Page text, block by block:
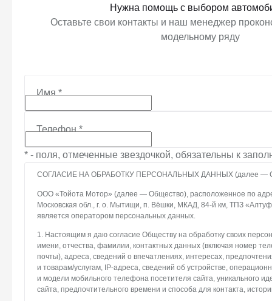
Нужна помощь с выбором
Оставьте свои контакты и наш менеджер
модельному ряду
Имя*
Телефон*
* - поля, отмеченные звездочкой, обязательны к
СОГЛАСИЕ НА ОБРАБОТКУ ПЕРСОНАЛЬНЫХ ДАННЫХ (далее —
ООО «Тойота Мотор» (далее — Общество), расположенное по
Московская обл., г. о. Мытищи, п. Вёшки, МКАД, 84-й км, ТПЗ
является оператором персональных данных.
1. Настоящим я даю согласие Обществу на обработку своих
имени, отчества, фамилии, контактных данных (включая номер
почты), адреса, сведений о впечатлениях, интересах,
и товарам/услугам, IP-адреса, сведений об устройстве,
и модели мобильного телефона посетителя сайта, уникального
сайта, предпочтительного времени и способа для контакта,